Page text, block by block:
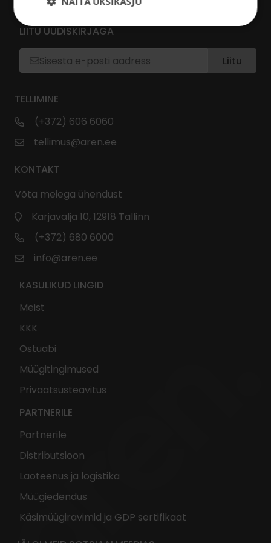
LIITU UUDISKIRJAGA
Liitu
TELLIMINE
(+372) 606 6060
tellimus@aren.ee
KONTAKT
Võta meiega ühendust
Karjavälja 10, 12918 Tallinn
(+372) 680 6000
info@aren.ee
KASULIKUD LINGID
Meist
KKK
Ostuabi
Müügitingimused
Privaatsusteavitus
PARTNERILE
Partnerile
Distributsioon
Laoteenus ja logistika
Müügiedendus
Käsimüügiravimid ja GDP sertifikaat